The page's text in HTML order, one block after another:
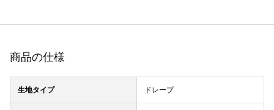
商品の仕様
生地タイプ ドレープ